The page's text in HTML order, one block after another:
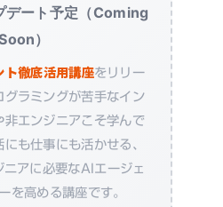
デート予定（Coming
）
徹底活用講座をリリー
グラミングが苦手なイン
非エンジニアこそ学んで
も仕事にも活かせる、
ニアに必要なAIエージェ
を高める講座です。